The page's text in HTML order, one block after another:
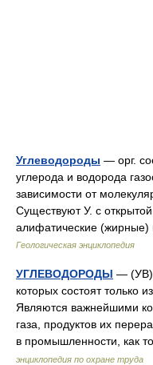
Углеводороды — орг.
углерода и водорода
зависимости от
Существуют У. с
алифатические
Геологическая энциклопедия
УГЛЕВОДОРОДЫ — (УВ)
которых состоят только
Являются важнейшими
газа, продуктов их
в промышленности, как
энциклопедия по охране труда